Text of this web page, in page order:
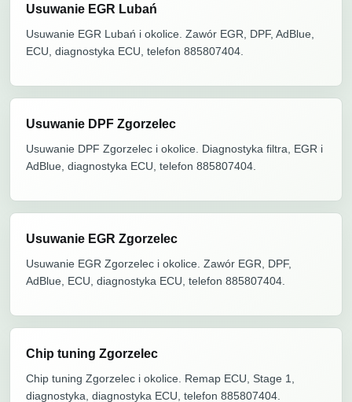
Usuwanie EGR Lubań
Usuwanie EGR Lubań i okolice. Zawór EGR, DPF, AdBlue,
ECU, diagnostyka ECU, telefon 885807404.
Usuwanie DPF Zgorzelec
Usuwanie DPF Zgorzelec i okolice. Diagnostyka filtra, EGR i
AdBlue, diagnostyka ECU, telefon 885807404.
Usuwanie EGR Zgorzelec
Usuwanie EGR Zgorzelec i okolice. Zawór EGR, DPF,
AdBlue, ECU, diagnostyka ECU, telefon 885807404.
Chip tuning Zgorzelec
Chip tuning Zgorzelec i okolice. Remap ECU, Stage 1,
diagnostyka, diagnostyka ECU, telefon 885807404.